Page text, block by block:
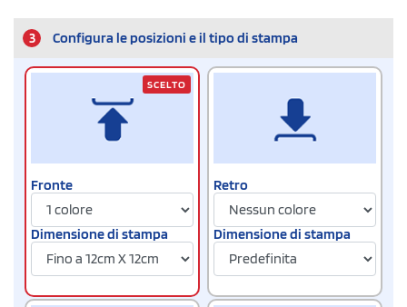
3 Configura le posizioni e il tipo di stampa
Fronte
Dimensione di stampa
SCELTO
Retro
Dimensione di stampa